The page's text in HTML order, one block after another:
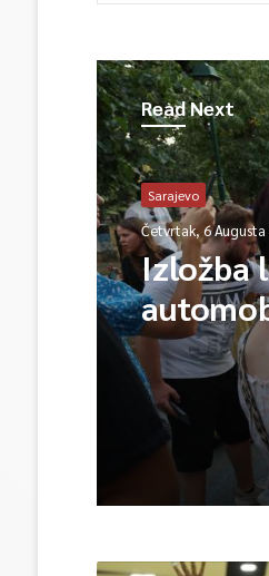
Read Next
Sarajevo
Četvrtak, 6 Augusta
Izložba